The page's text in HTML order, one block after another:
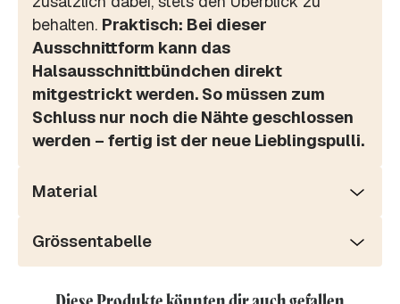
behalten. Praktisch: Bei dieser
Ausschnittform kann das
Halsausschnittbündchen direkt
mitgestrickt werden. So müssen zum
Schluss nur noch die Nähte geschlossen
werden – fertig ist der neue Lieblingspulli.
Material
Grössentabelle